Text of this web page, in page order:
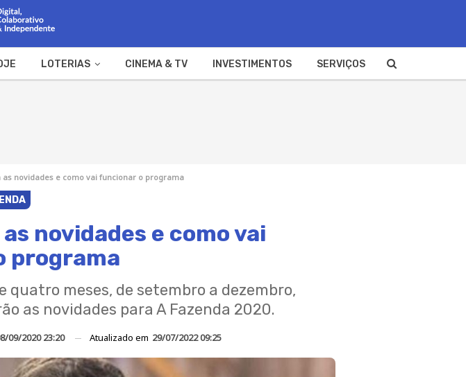
LOTERIAS CINEMA & TV INVESTIMENTOS SERVIÇOS
as novidades e como vai funcionar o programa
novidades e como vai
programa
quatro meses, de setembro a dezembro,
as novidades para A Fazenda 2020.
09/2020 23:20 Atualizado em 29/07/2022 09:25